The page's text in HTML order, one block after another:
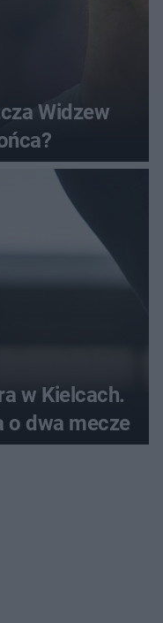
Widzew
w Kielcach.
o dwa mecze